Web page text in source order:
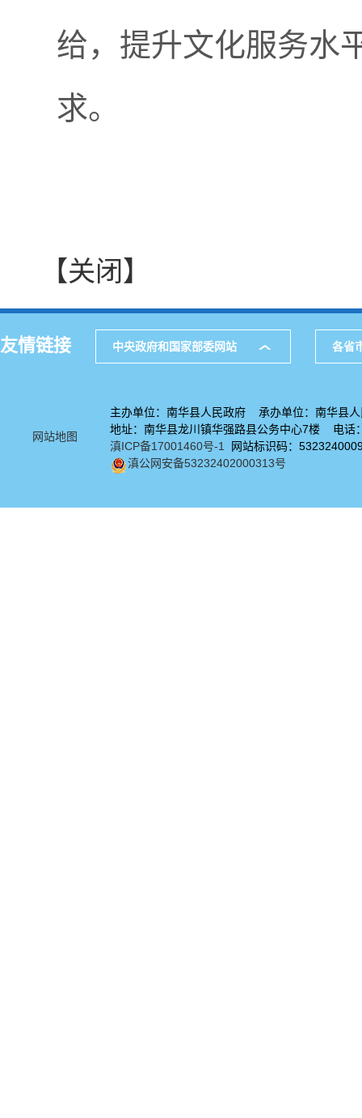
给，提升文化服务水
求。
【关闭】
友情链接 中央政府和国家部委网站 各省
网站地图
主办单位：南华县人民政府 承办单位：南华县人
地址：南华县龙川镇华强路县公务中心7楼 电
滇ICP备17001460号-1
网站标识码：
滇公网安备53232402000313号